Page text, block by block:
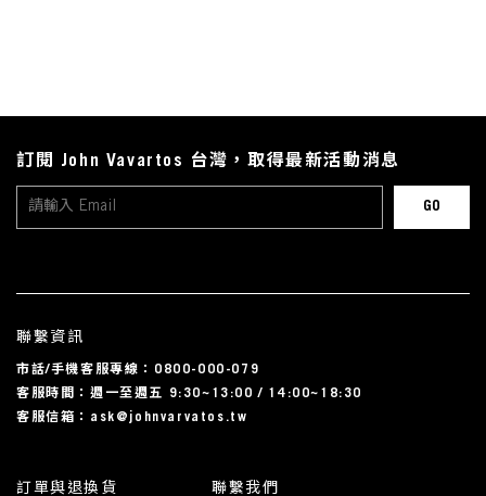
訂單與退換貨 聯繫我們
聯繫資訊
市話/手機客服專線：0800-000-079
客服時間：週一至週五 9:30~13:00 / 14:00~18:30
客服信箱：ask@johnvarvatos.tw
訂閱 John Vavartos 台灣，取得最新活動消息